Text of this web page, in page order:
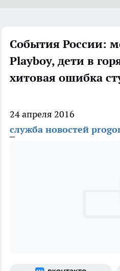
События России:
Playboy, дети в
хитовая ошибка
24 апреля 2016
служба новостей